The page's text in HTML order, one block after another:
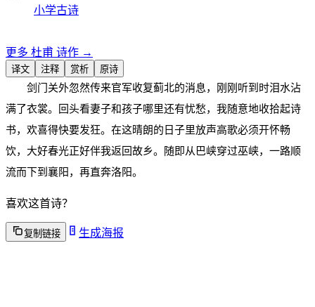
小学古诗
更多 杜甫 诗作 →
译文 注释 赏析 原诗
剑门关外忽然传来官军收复蓟北的消息，刚刚听到时泪水沾
满了衣裳。回头看妻子和孩子哪里还有忧愁，我随意地收拾起诗
书，欢喜得快要发狂。在这晴朗的日子里放声高歌必须开怀畅
饮，大好春光正好伴我返回故乡。随即从巴峡穿过巫峡，一路顺
流而下到襄阳，再直奔洛阳。
喜欢这首诗？
复制链接 生成海报